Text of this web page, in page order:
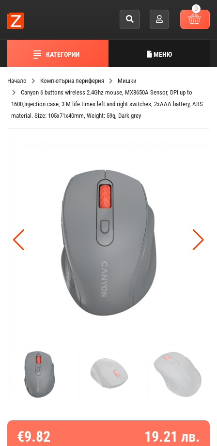
0
КАТЕГОРИИ МЕНЮ
Начало Компютърна периферия
Мишки
Canyon 6 buttons wireless 2.4Ghz mouse, MX8650A Sensor, DPI up to
1600,Injection case, 3 M life times left and right switches, 2xAAA battery, ABS
material. Size: 105x71x40mm, Weight: 59g, Dark grey
€9.82 19.21 лв.